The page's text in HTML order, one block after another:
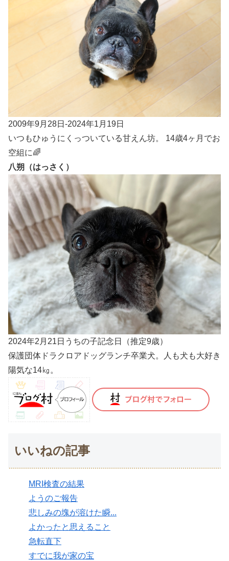
2009年9月28日-2024年1月19日
いつもひゅうにくっついている甘えん坊。 14歳4ヶ月でお
空組に🌈
八朔（はっさく）
2024年2月21日うちの子記念日（推定9歳）
保護団体ドラクロアドッグランチ卒業犬。人も犬も大好き
陽気な14㎏。
いいねの記事
MRI検査の結果
ようのご報告
悲しみの塊が溶けた瞬...
よかったと思えること
急転直下
すでに我が家の宝